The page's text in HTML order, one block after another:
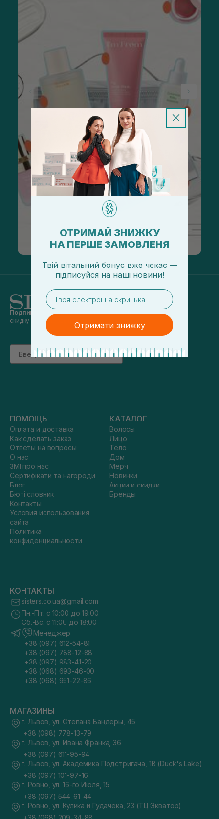
Подпишись на наши новостии получай
скидку 5% на первый заказ
Email
підписатись
ПОМОЩЬ
Оплата и доставка
Как сделать заказ
Ответы на вопросы
О нас
ЗМІ про нас
Сертифікати та нагороди
Блог
Бюті словник
Контакты
Условия использования
сайта
Политика
конфиденциальности
КАТАЛОГ
Волосы
Лицо
Тело
Дом
Мерч
Новинки
Акции и скидки
Бренды
КОНТАКТЫ
sisters.co.ua@gmail.com
Пн.-Пт. с 10:00 до 19:00
Сб.-Вс. с 11:00 до 18:00
Менеджер
+38 (097) 612-54-81
+38 (097) 788-12-88
+38 (097) 983-41-20
+38 (068) 693-46-00
+38 (068) 951-22-86
МАГАЗИНЫ
г. Львов, ул. Степана Бандеры, 45
+38 (098) 778-13-79
г. Львов, ул. Ивана Франка, 36
+38 (097) 611-95-94
г. Львов, ул. Академика Подстригача, 1В (Duck's Lake)
+38 (097) 101-97-16
г. Ровно, ул. 16-го Июля, 15
+38 (097) 544-61-44
г. Ровно, ул. Кулика и Гудачека, 23 (ТЦ Экватор)
+38 (068) 209-34-88
ОТРИМАЙ ЗНИЖКУ
НА ПЕРШЕ ЗАМОВЛЕНЯ
Твій вітальний бонус вже чекає —
підписуйся на наші новини!
email
Отримати знижку